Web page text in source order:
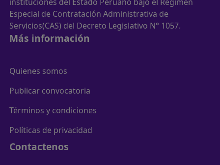
Especial de Contratación Administrativa de
Servicios(CAS) del Decreto Legislativo N° 1057.
Más información
Quienes somos
Publicar convocatoria
Términos y condiciones
Políticas de privacidad
Contactenos